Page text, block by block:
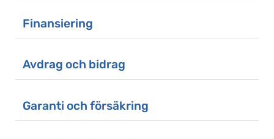
Finansiering
Avdrag och bidrag
Garanti och försäkring